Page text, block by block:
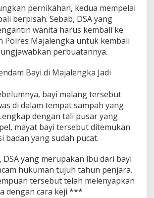
a
pernikahan, kedua mempelai
berpisah. Sebab, DSA yang
wanita harus kembali ke
Polres Majalengka untuk kembali
perbuatannya.
Bayi di Majalengka Jadi
bayi malang tersebut
di dalam tempat sampah yang
dengan tali pusar yang
mayat bayi tersebut ditemukan
badan yang sudah pucat.
DSA yang merupakan ibu dari bayi
hukuman tujuh tahun penjara.
tersebut telah melenyapkan
dengan cara keji ***